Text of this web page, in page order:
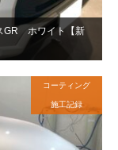
GR ホワイト【新
コーティング
施工記録